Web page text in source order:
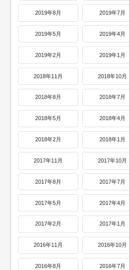
2019年8月 2019年7月
2019年5月 2019年4月
2019年2月 2019年1月
2018年11月 2018年10月
2018年8月 2018年7月
2018年5月 2018年4月
2018年2月 2018年1月
2017年11月 2017年10月
2017年8月 2017年7月
2017年5月 2017年4月
2017年2月 2017年1月
2016年11月 2016年10月
2016年8月 2016年7月